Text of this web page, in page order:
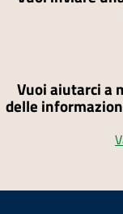
Vuoi aiutarci a
delle